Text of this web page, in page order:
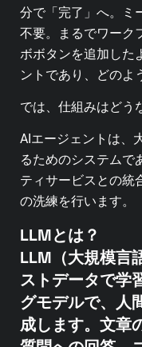
分で「完了」へ。ミ
不要。まるでワーク
ボボタンを追加した
ントであり、どのよ
では、仕組みはどう
AIエージェントは、
るためのシステムで
ティサービスとの統
の洗練を行います。
LLMとは？
LLM（大規模言
ストデータで学
グモデルで、人
成します。文章